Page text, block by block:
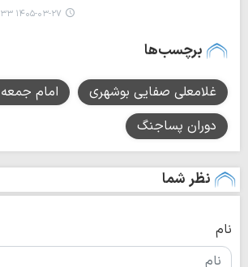
۱۴۰۵-۰۳-۲۷ ۱۸:۳۳
برچسب‌ها
غلامعلی صفایی بوشهری
امام
دوران پساجنگ
نظر شما
نام